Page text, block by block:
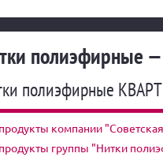
полиэфирные
полиэфирные
компании
группы "Нитки